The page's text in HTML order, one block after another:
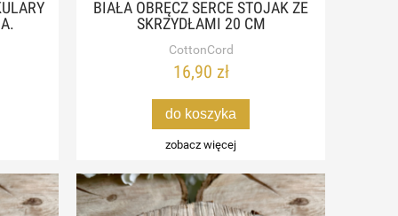
BIAŁA OBRĘCZ SERCE STOJAK ZE
SKRZYDŁAMI 20 CM
CottonCord
16,90 zł
do koszyka
zobacz więcej